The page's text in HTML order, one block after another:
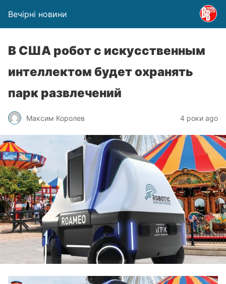
Вечірні новини
В США робот с искусственным
интеллектом будет охранять
парк развлечений
Максим Королев 4 роки ago